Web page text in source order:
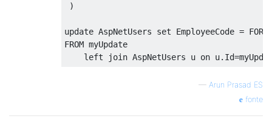
)
update AspNetUsers set EmployeeCode =
FROM myUpdate
left
join AspNetUsers u on u. Id=
— Arun Prasad ES
fonte